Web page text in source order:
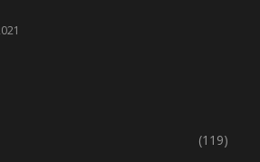
(119)